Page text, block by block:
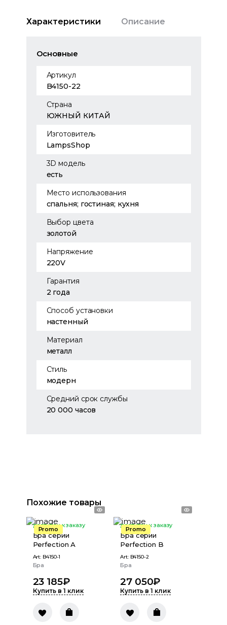
Характеристики Описание
Основные
Артикул
B4150-22
Страна
ЮЖНЫЙ КИТАЙ
Изготовитель
LampsShop
3D модель
есть
Место использования
спальня; гостиная; кухня
Выбор цвета
золотой
Напряжение
220V
Гарантия
2 года
Способ установки
настенный
Материал
металл
Стиль
модерн
Средний срок службы
20 000 часов
Похожие товары
Promo
доступен к заказу
Бра серии
Perfection А
Art: B4150-1
Бра
23 185₽
Купить в 1 клик
Promo
доступен к заказу
Бра серии
Perfection B
Art: B4150-2
Бра
27 050₽
Купить в 1 клик